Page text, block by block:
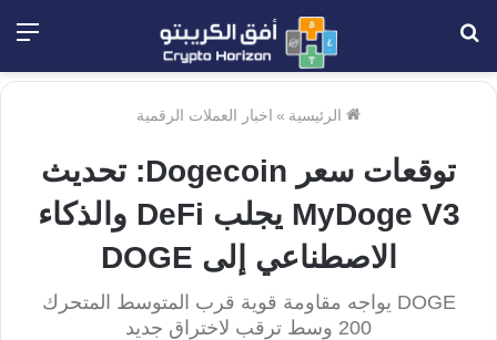
الرئيسية » اخبار العملات الرقمية
توقعات سعر Dogecoin: تحديث
MyDoge V3 يجلب DeFi والذكاء
الاصطناعي إلى DOGE
DOGE يواجه مقاومة قوية قرب المتوسط المتحرك
200 وسط ترقب لاختراق جديد